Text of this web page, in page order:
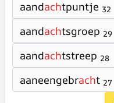
aandachtpuntje 32
aandachtsgroep 29
aandachtstreep 28
aaneengebracht 27